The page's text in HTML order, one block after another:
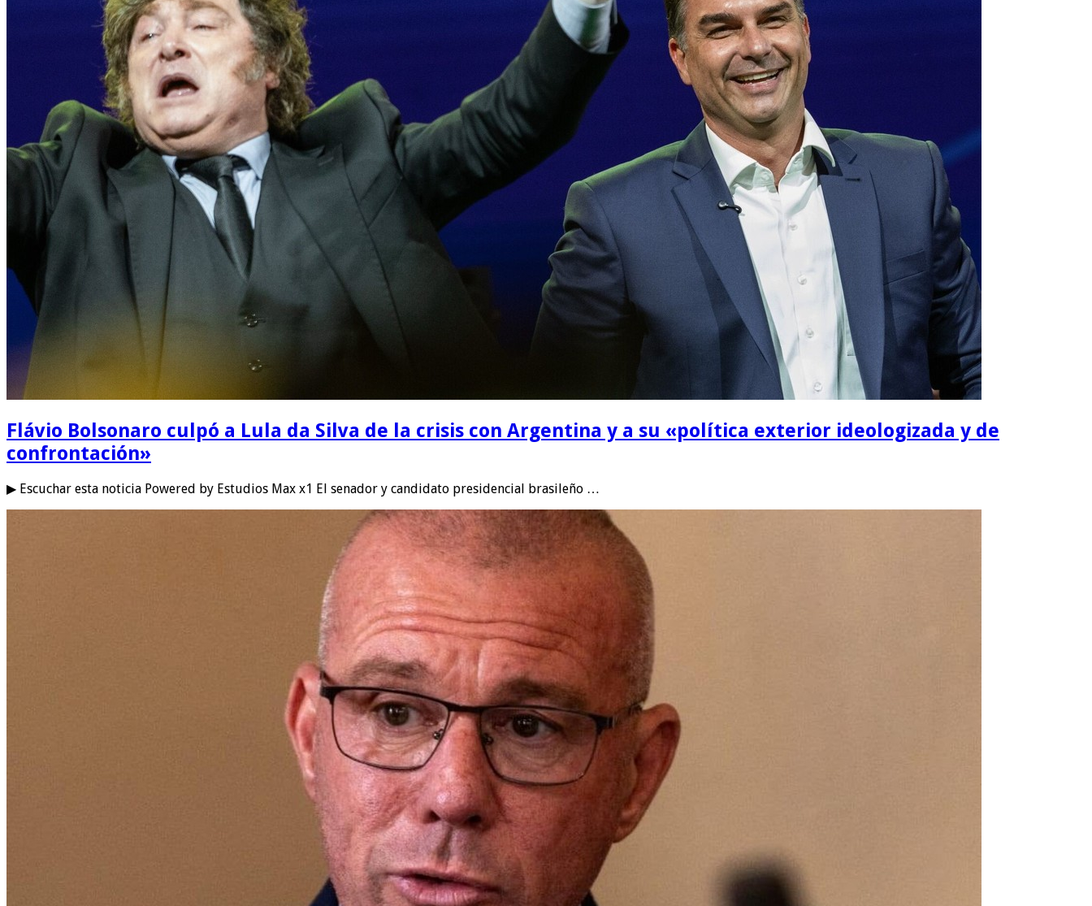
Flávio Bolsonaro culpó a Lula da Silva de la crisis con Argentina y a su «política exterior ideologizada y de
confrontación»
▶ Escuchar esta noticia Powered by Estudios Max x1 El senador y candidato presidencial brasileño …